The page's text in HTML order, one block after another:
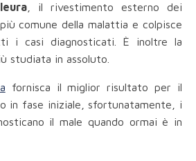
, il rivestimento esterno dei
comune della malattia e colpisce
i casi diagnosticati. È inoltre la
studiata in assoluto.
fornisca il miglior risultato per il
in fase iniziale, sfortunatamente, i
il male quando ormai è in